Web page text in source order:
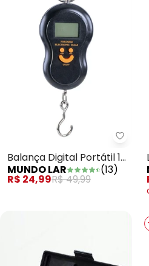
Balança Digital Portátil 1
Peça
MUNDO LAR (13)
R$ 24,99R$ 49,99